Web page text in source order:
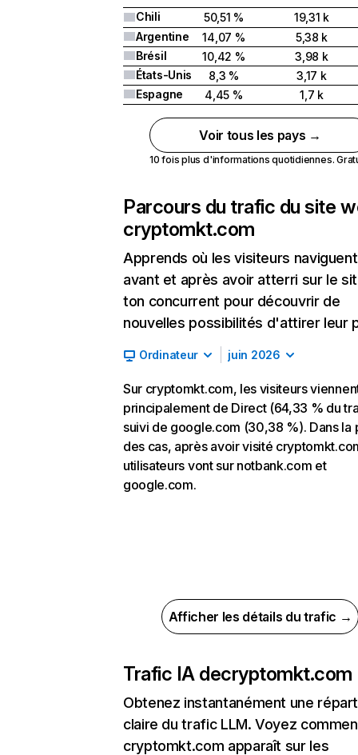
Chili
50,51 %
19,31 k
Argentine
14,07 %
5,38 k
Brésil
10,42 %
3,98 k
États-Unis
8,3 %
3,17 k
Espagne
4,45 % 1,7 k
Voir tous les pays →
10 fois plus d'informations quotidiennes.
Parcours du trafic du site
cryptomkt.com
Apprends où les visiteurs naviguent
avant et après avoir atterri sur le
ton concurrent pour découvrir de
nouvelles possibilités d'attirer leur
Ordinateur juin 2026
Sur cryptomkt.com, les visiteurs
principalement de Direct (64,33 % du
suivi de google.com (30,38 %). Dans la
des cas, après avoir visité
utilisateurs vont sur notbank.com et
google.com.
Afficher les détails du trafic →
Trafic IA decryptomkt.com
Obtenez instantanément une
claire du trafic LLM. Voyez
cryptomkt.com apparaît sur les